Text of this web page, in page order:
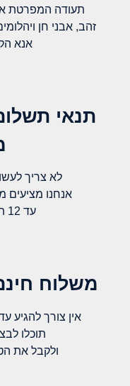
תעודה המפרטת
זהב, אבני חן
אנא
תנאי
לא צריך
אנחנו מציעים
עד 12 תשלומים ללא ריבית.
משלוח
אין צורך להגיע עד
תוכלו
ולקבל את